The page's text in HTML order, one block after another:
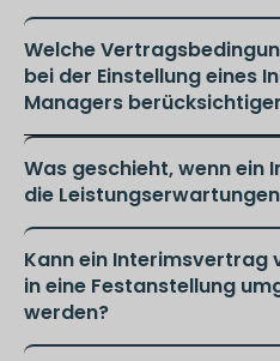
Welche
bei der Einstellung eines
Managers
Was geschieht, wenn ein
die
Kann ein Interimsvertrag
in eine Festanstellung
werden?